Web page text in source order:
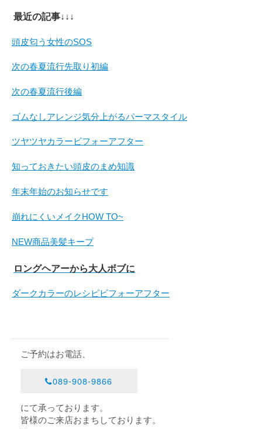
最近の記事↓↓↓
頭皮匂う女性のSOS
次の春夏流行先取り初編
次の春夏流行後編
ゴムなしアレンジ気分上がるパーマスタイル
ツヤツヤカラービフォーアフター
知っておきたい頭皮のまめ知識
年末年始のお知らせです
崩れにくいメイクHOW TO~
NEW商品美髪キープ
ロングヘアーから大人ボブに
ダークカラーのレシピビフォーアフター
ご予約はお電話、
089-908-9866
にて承っております。
皆様のご来店おまちしております。